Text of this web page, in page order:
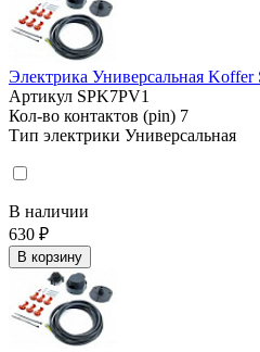
Электрика Универсальная Koffer
Артикул SPK7PV1
Кол-во контактов (pin) 7
Тип электрики Универсальная
В наличии
630 ₽
В корзину